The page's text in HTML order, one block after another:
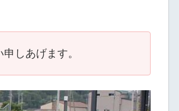
しあげます。